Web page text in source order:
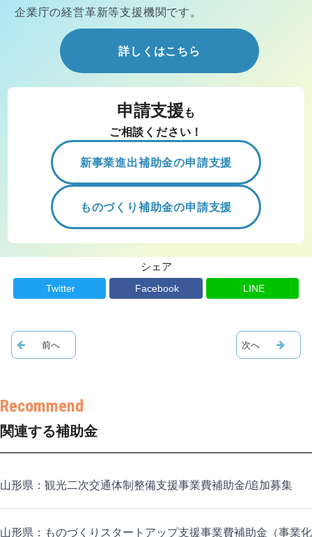
企業庁の経営革新等支援機関です。
詳しくはこちら
申請支援 も
ご相談ください！
新事業進出補助金の申請支援
ものづくり補助金の申請支援
シェア
Twitter Facebook LINE
関連する補助金
山形県：観光二次交通体制整備支援事業費補助金/追加募集
山形県：ものづくりスタートアップ支援事業費補助金（事業化